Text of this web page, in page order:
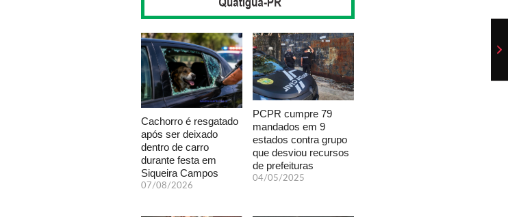
Cachorro é resgatado
após ser deixado
dentro de carro
durante festa em
Siqueira Campos
07/08/2026
PCPR cumpre 79
mandados em 9
estados contra grupo
que desviou recursos
de prefeituras
04/05/2025